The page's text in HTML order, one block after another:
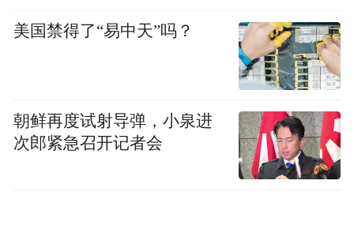
美国禁得了“易中天”吗？
朝鲜再度试射导弹，小泉进
次郎紧急召开记者会